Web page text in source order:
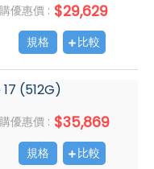
優惠價 : $29,629
規格 比較
(512G)
優惠價 : $35,869
規格 比較